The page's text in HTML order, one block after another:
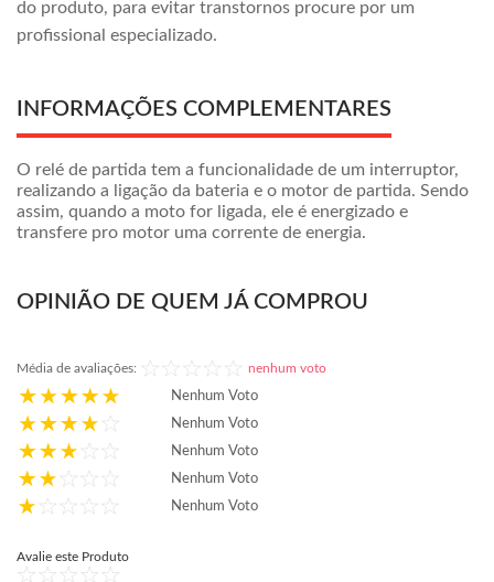
do produto, para evitar transtornos procure por um
profissional especializado.
INFORMAÇÕES COMPLEMENTARES
O relé de partida tem a funcionalidade de um interruptor,
realizando a ligação da bateria e o motor de partida. Sendo
assim, quando a moto for ligada, ele é energizado e
transfere pro motor uma corrente de energia.
OPINIÃO DE QUEM JÁ COMPROU
Média de avaliações: nenhum voto
Nenhum Voto
Nenhum Voto
Nenhum Voto
Nenhum Voto
Nenhum Voto
Avalie este Produto